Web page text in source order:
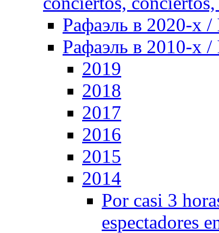
Рафаэль в 2020-х /
Рафаэль в 2010-х /
2019
2018
2017
2016
2015
2014
Por casi 3
espectadores